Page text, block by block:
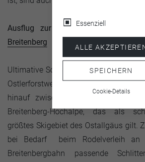
Ausflug zur längsten
Breitenberg
Ultimative Schlittengaudi verspricht
Ostlerforstweg. Die
hinauf zwischen 1200 und 1600
Breitenberg-Hochalpe, das als
größtes Skigebiet des Ostallgäus gilt.
bei Bedarf beim Rodelverleih an
Breitenbergbahn passende
Essenziell
ALLE
SPEICHERN
Cookie-Details